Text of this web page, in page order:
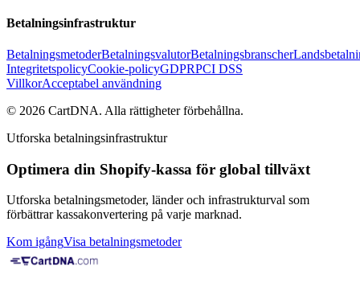
Betalningsinfrastruktur
BetalningsmetoderBetalningsvalutorBetalningsbranscher
IntegritetspolicyCookie-policyGDPRPCI DSS
VillkorAcceptabel användning
© 2026 CartDNA. Alla rättigheter förbehållna.
Utforska betalningsinfrastruktur
Optimera din Shopify-kassa för global tillväxt
Utforska betalningsmetoder, länder och infrastrukturval som
förbättrar kassakonvertering på varje marknad.
Kom igångVisa betalningsmetoder